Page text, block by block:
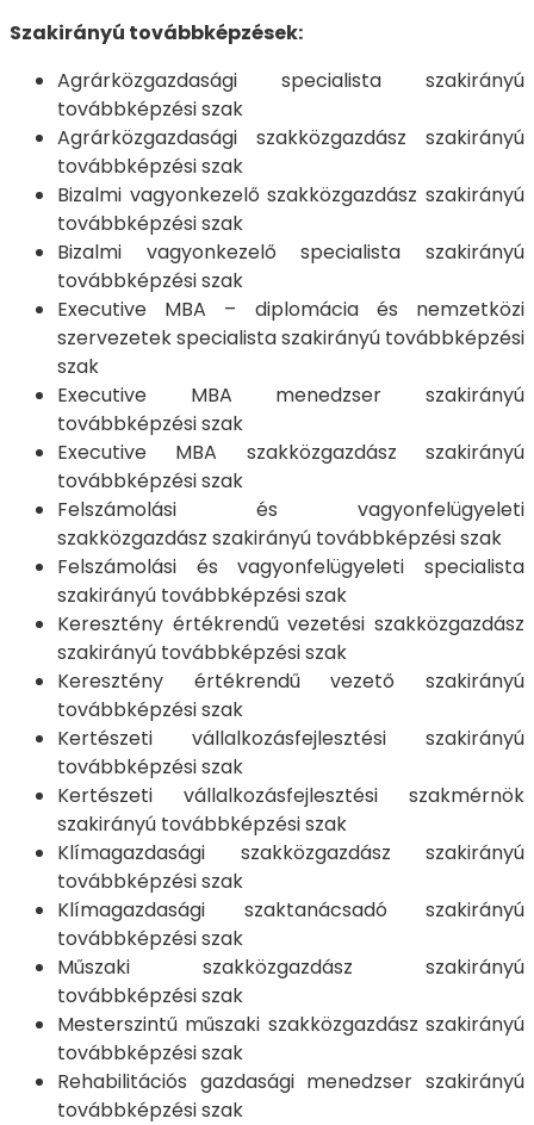
Szakirányú továbbképzések:
Agrárközgazdasági specialista szakirányú
továbbképzési szak
Agrárközgazdasági szakközgazdász szakirányú
továbbképzési szak
Bizalmi vagyonkezelő szakközgazdász szakirányú
továbbképzési szak
Bizalmi vagyonkezelő specialista szakirányú
továbbképzési szak
Executive MBA – diplomácia és nemzetközi
szervezetek specialista szakirányú továbbképzési
szak
Executive MBA menedzser szakirányú
továbbképzési szak
Executive MBA szakközgazdász szakirányú
továbbképzési szak
Felszámolási és vagyonfelügyeleti
szakközgazdász szakirányú továbbképzési szak
Felszámolási és vagyonfelügyeleti specialista
szakirányú továbbképzési szak
Keresztény értékrendű vezetési szakközgazdász
szakirányú továbbképzési szak
Keresztény értékrendű vezető szakirányú
továbbképzési szak
Kertészeti vállalkozásfejlesztési szakirányú
továbbképzési szak
Kertészeti vállalkozásfejlesztési szakmérnök
szakirányú továbbképzési szak
Klímagazdasági szakközgazdász szakirányú
továbbképzési szak
Klímagazdasági szaktanácsadó szakirányú
továbbképzési szak
Műszaki szakközgazdász szakirányú
továbbképzési szak
Mesterszintű műszaki szakközgazdász szakirányú
továbbképzési szak
Rehabilitációs gazdasági menedzser szakirányú
továbbképzési szak